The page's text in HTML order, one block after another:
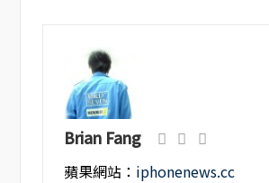
Brian Fang
蘋果網站： iphonenews.cc